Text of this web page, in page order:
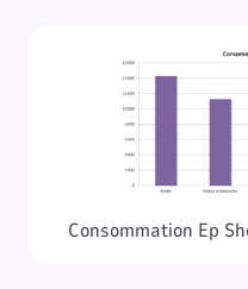
Consommation Ep